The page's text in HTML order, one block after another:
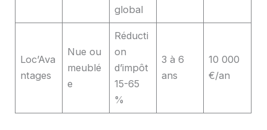
global
Loc’Ava
ntages
Nue ou
meublé
e
Réducti
on
d’impôt
15-65
%
3 à 6
ans
10 000
€/an